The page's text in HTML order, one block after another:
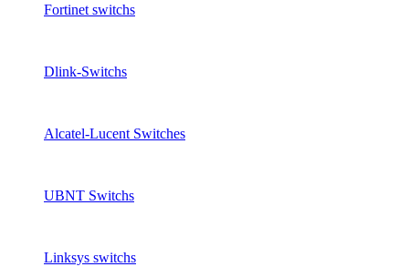
Fortinet switchs
Dlink-Switchs
Alcatel-Lucent Switches
UBNT Switchs
Linksys switchs